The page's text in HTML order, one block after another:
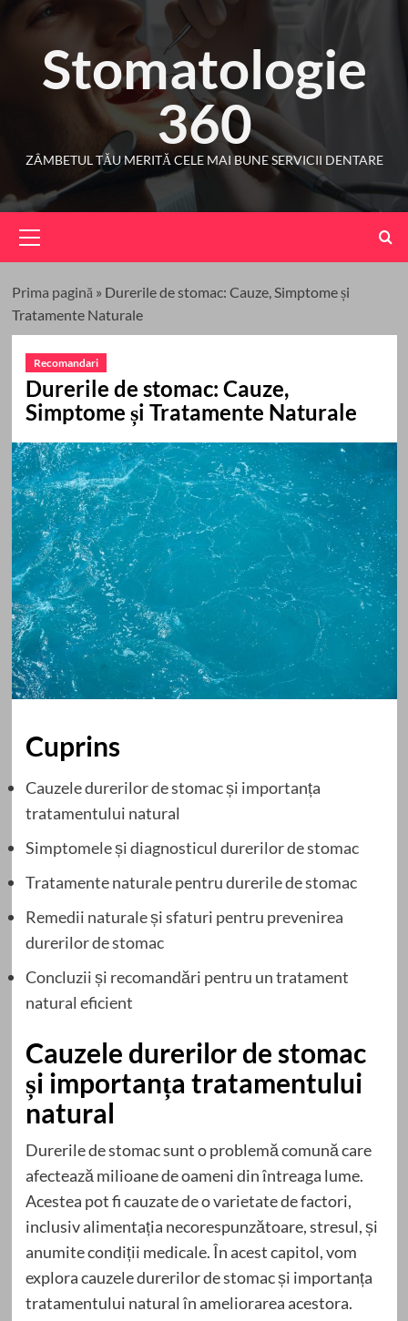
contentStomatologie
360
ZÂMBETUL TĂU MERITĂ CELE MAI BUNE SERVICII DENTARE
Menu
Prima pagină » Durerile de stomac: Cauze, Simptome și
Tratamente Naturale
Recomandari
Durerile de stomac: Cauze,
Simptome și Tratamente Naturale
Cuprins
Cauzele durerilor de stomac și importanța
tratamentului natural
Simptomele și diagnosticul durerilor de stomac
Tratamente naturale pentru durerile de stomac
Remedii naturale și sfaturi pentru prevenirea
durerilor de stomac
Concluzii și recomandări pentru un tratament
natural eficient
Cauzele durerilor de stomac
și importanța tratamentului
natural
Durerile de stomac sunt o problemă comună care
afectează milioane de oameni din întreaga lume.
Acestea pot fi cauzate de o varietate de factori,
inclusiv alimentația necorespunzătoare, stresul, și
anumite condiții medicale. În acest capitol, vom
explora cauzele durerilor de stomac și importanța
tratamentului natural în ameliorarea acestora.